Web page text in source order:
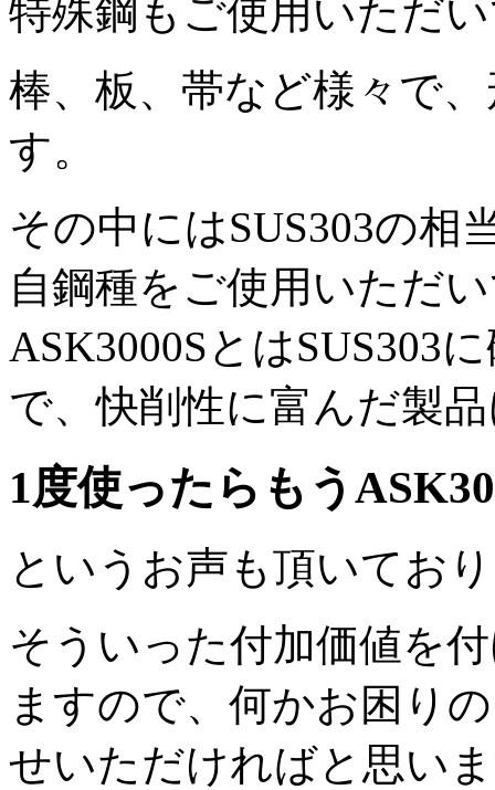
特殊鋼もご使用いただ
棒、板、帯など様々で
す。
その中にはSUS303の相
自鋼種をご使用いただ
ASK3000SとはSUS303
で、快削性に富んだ製
1度使ったらもう
というお声も頂いてお
そういった付加価値を
ますので、何かお困り
せいただければと思い